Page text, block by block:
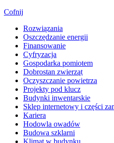
Cofnij
Rozwiązania
​Oszczędzanie energii
Finansowanie
Cyfryzacja
Gospodarka pomiotem
Dobrostan zwierząt
Oczyszczanie powietrza
Projekty pod klucz
Budynki inwentarskie
Sklep internetowy i części
Kariera
Hodowla owadów
Budowa szklarni
Klimat w budynku